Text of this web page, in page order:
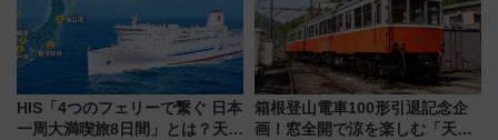
HIS「4つのフェリーで繋ぐ 日本
一周大満喫旅8日間」とは？天橋
箱根登山電車100形引退記念企
画！窓全開で涼を楽しむ「天然